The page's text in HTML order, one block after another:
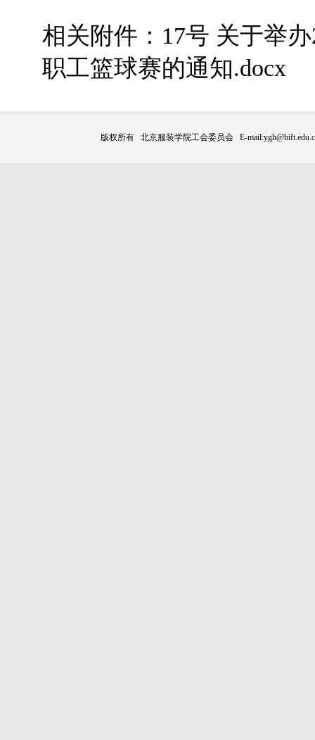
相关附件： 17号 关于举
职工篮球赛的通知.docx
版权所有 北京服装学院工会委员会 E-